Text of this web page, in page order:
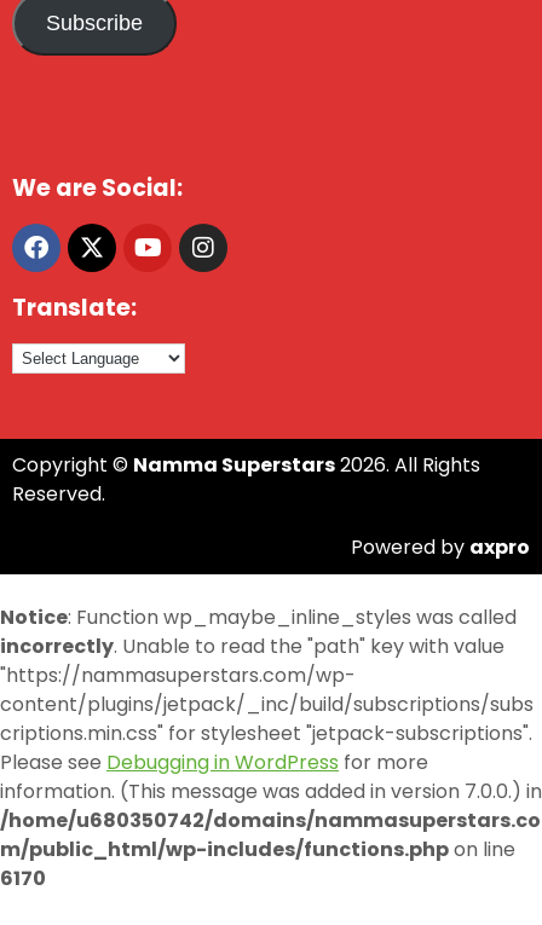
Subscribe
We are Social:
Translate:
Copyright © Namma Superstars2026. All Rights
Reserved.
Powered by axpro
Notice: Function wp_maybe_inline_styles was called
incorrectly. Unable to read the "path" key with value
"https://nammasuperstars.com/wp-
content/plugins/jetpack/_inc/build/subscriptions/subs
criptions.min.css" for stylesheet "jetpack-subscriptions".
Please see Debugging in WordPress for more
information. (This message was added in version 7.0.0.) in
/home/u680350742/domains/nammasuperstars.co
m/public_html/wp-includes/functions.phpon line
6170